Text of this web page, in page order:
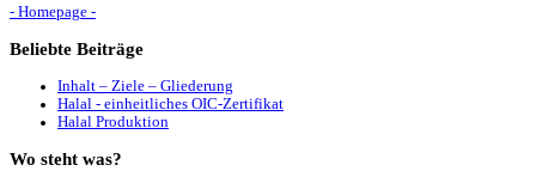
- Homepage -
Beliebte Beiträge
Inhalt – Ziele – Gliederung
Halal - einheitliches OIC-Zertifikat
Halal Produktion
Wo steht was?